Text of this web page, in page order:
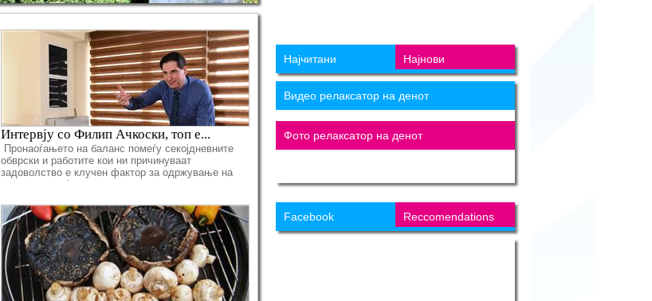
Интервју со Филип Ачкоски, топ е...
Пронаоѓањето на баланс помеѓу секојдневните
обврски и работите кои ни причинуваат
задоволство е клучен фактор за одржување на
нашето здравје
Најчитани Најнови
Видео релаксатор на денот
Фото релаксатор на денот
Facebook Reccomendations